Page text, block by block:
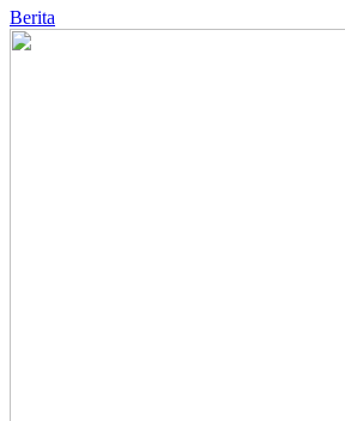
Berita